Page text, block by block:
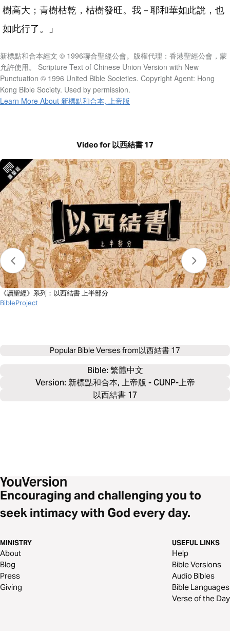
樹高大；青樹枯乾，枯樹發旺。我－耶和華如此說，也
如此行了。」
新標點和合本經文 © 1996聯合聖經公會。版權代理：香港聖經公會，蒙
允許使用。 Scripture Text of Chinese Union Version with New
Punctuation © 1996 United Bible Societies. Copyright Agent: Hong
Kong Bible Society. Used by permission.
Learn More About 新標點和合本, 上帝版
Video for 以西結書 17
《讀聖經》系列：以西結書 上半部分
BibleProject
Popular Bible Verses from以西結書 17
Bible: 繁體中文
Version: 新標點和合本, 上帝版 - CUNP-上帝
以西結書 17
Encouraging and challenging you to
seek intimacy with God every day.
MINISTRY
About
Blog
Press
Giving
USEFUL LINKS
Help
Bible Versions
Audio Bibles
Bible Languages
Verse of the Day